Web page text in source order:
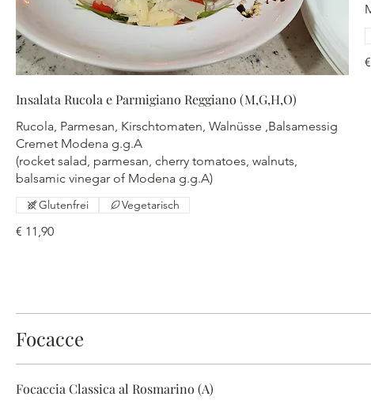
Insalata Rucola e Parmigiano Reggiano (M,G,H,O)
Rucola, Parmesan, Kirschtomaten, Walnüsse ,Balsamessig
Cremet Modena g.g.A
(rocket salad, parmesan, cherry tomatoes, walnuts,
balsamic vinegar of Modena g.g.A)
€ 11,90
Glutenfrei Vegetarisch
Focacce
Focaccia Classica al Rosmarino (A)